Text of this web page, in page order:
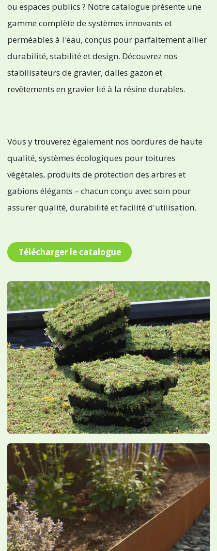
ou espaces publics ? Notre catalogue présente une
gamme complète de systèmes innovants et
perméables à l'eau, conçus pour parfaitement allier
durabilité, stabilité et design. Découvrez nos
stabilisateurs de gravier, dalles gazon et
revêtements en gravier lié à la résine durables.
Vous y trouverez également nos bordures de haute
qualité, systèmes écologiques pour toitures
végétales, produits de protection des arbres et
gabions élégants – chacun conçu avec soin pour
assurer qualité, durabilité et facilité d'utilisation.
Télécharger le catalogue